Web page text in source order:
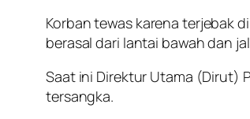
Korban tewas karena terjebak
berasal dari lantai bawah dan
Saat ini Direktur Utama (Dirut)
tersangka.